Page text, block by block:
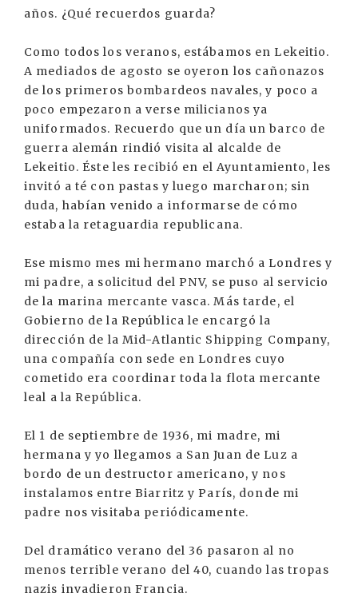
años. ¿Qué recuerdos guarda?
Como todos los veranos, estábamos en Lekeitio.
A mediados de agosto se oyeron los cañonazos
de los primeros bombardeos navales, y poco a
poco empezaron a verse milicianos ya
uniformados. Recuerdo que un día un barco de
guerra alemán rindió visita al alcalde de
Lekeitio. Éste les recibió en el Ayuntamiento, les
invitó a té con pastas y luego marcharon; sin
duda, habían venido a informarse de cómo
estaba la retaguardia republicana.
Ese mismo mes mi hermano marchó a Londres y
mi padre, a solicitud del PNV, se puso al servicio
de la marina mercante vasca. Más tarde, el
Gobierno de la República le encargó la
dirección de la Mid-Atlantic Shipping Company,
una compañía con sede en Londres cuyo
cometido era coordinar toda la flota mercante
leal a la República.
El 1 de septiembre de 1936, mi madre, mi
hermana y yo llegamos a San Juan de Luz a
bordo de un destructor americano, y nos
instalamos entre Biarritz y París, donde mi
padre nos visitaba periódicamente.
Del dramático verano del 36 pasaron al no
menos terrible verano del 40, cuando las tropas
nazis invadieron Francia.